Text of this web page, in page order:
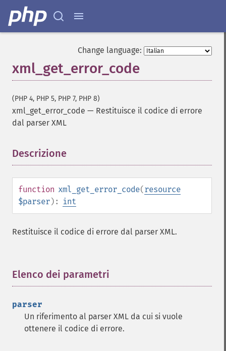
Change language:
xml_get_error_code
(PHP 4, PHP 5, PHP 7, PHP 8)
xml_get_error_code — Restituisce il codice di errore
dal parser XML
Descrizione
function xml_get_error_code(resource
$parser): int
Restituisce il codice di errore dal parser XML.
Elenco dei parametri
parser
Un riferimento al parser XML da cui si vuole
ottenere il codice di errore.